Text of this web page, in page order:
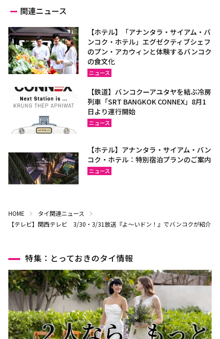
関連ニュース
【ホテル】「アナンタラ・サイアム・バ
ンコク・ホテル」エグゼクティブシェフ
のプン・アカウィンと体験するバンコク
の食文化
ニュース
【鉄道】バンコクーアユタヤを結ぶ冷房
列車「SRT BANGKOK CONNEX」8月1
日より運行開始
ニュース
【ホテル】アナンタラ・サイアム・バン
コク・ホテル：特別宿泊プランのご案内
ニュース
HOME
タイ関連ニュース
【テレビ】関西テレビ 3/30・3/31放送『よ～いドン！』でバンコクが紹介
特集：とっておきのタイ情報